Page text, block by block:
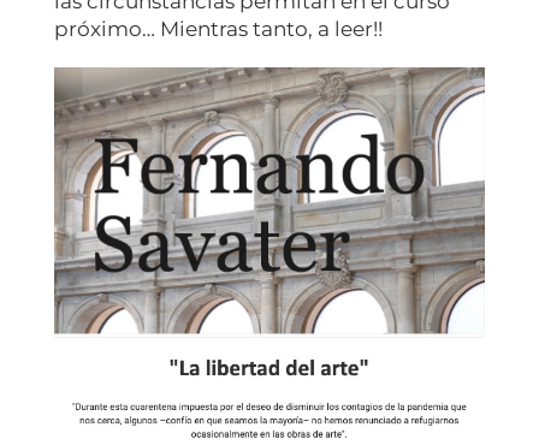
próximo… Mientras tanto, a leer!!